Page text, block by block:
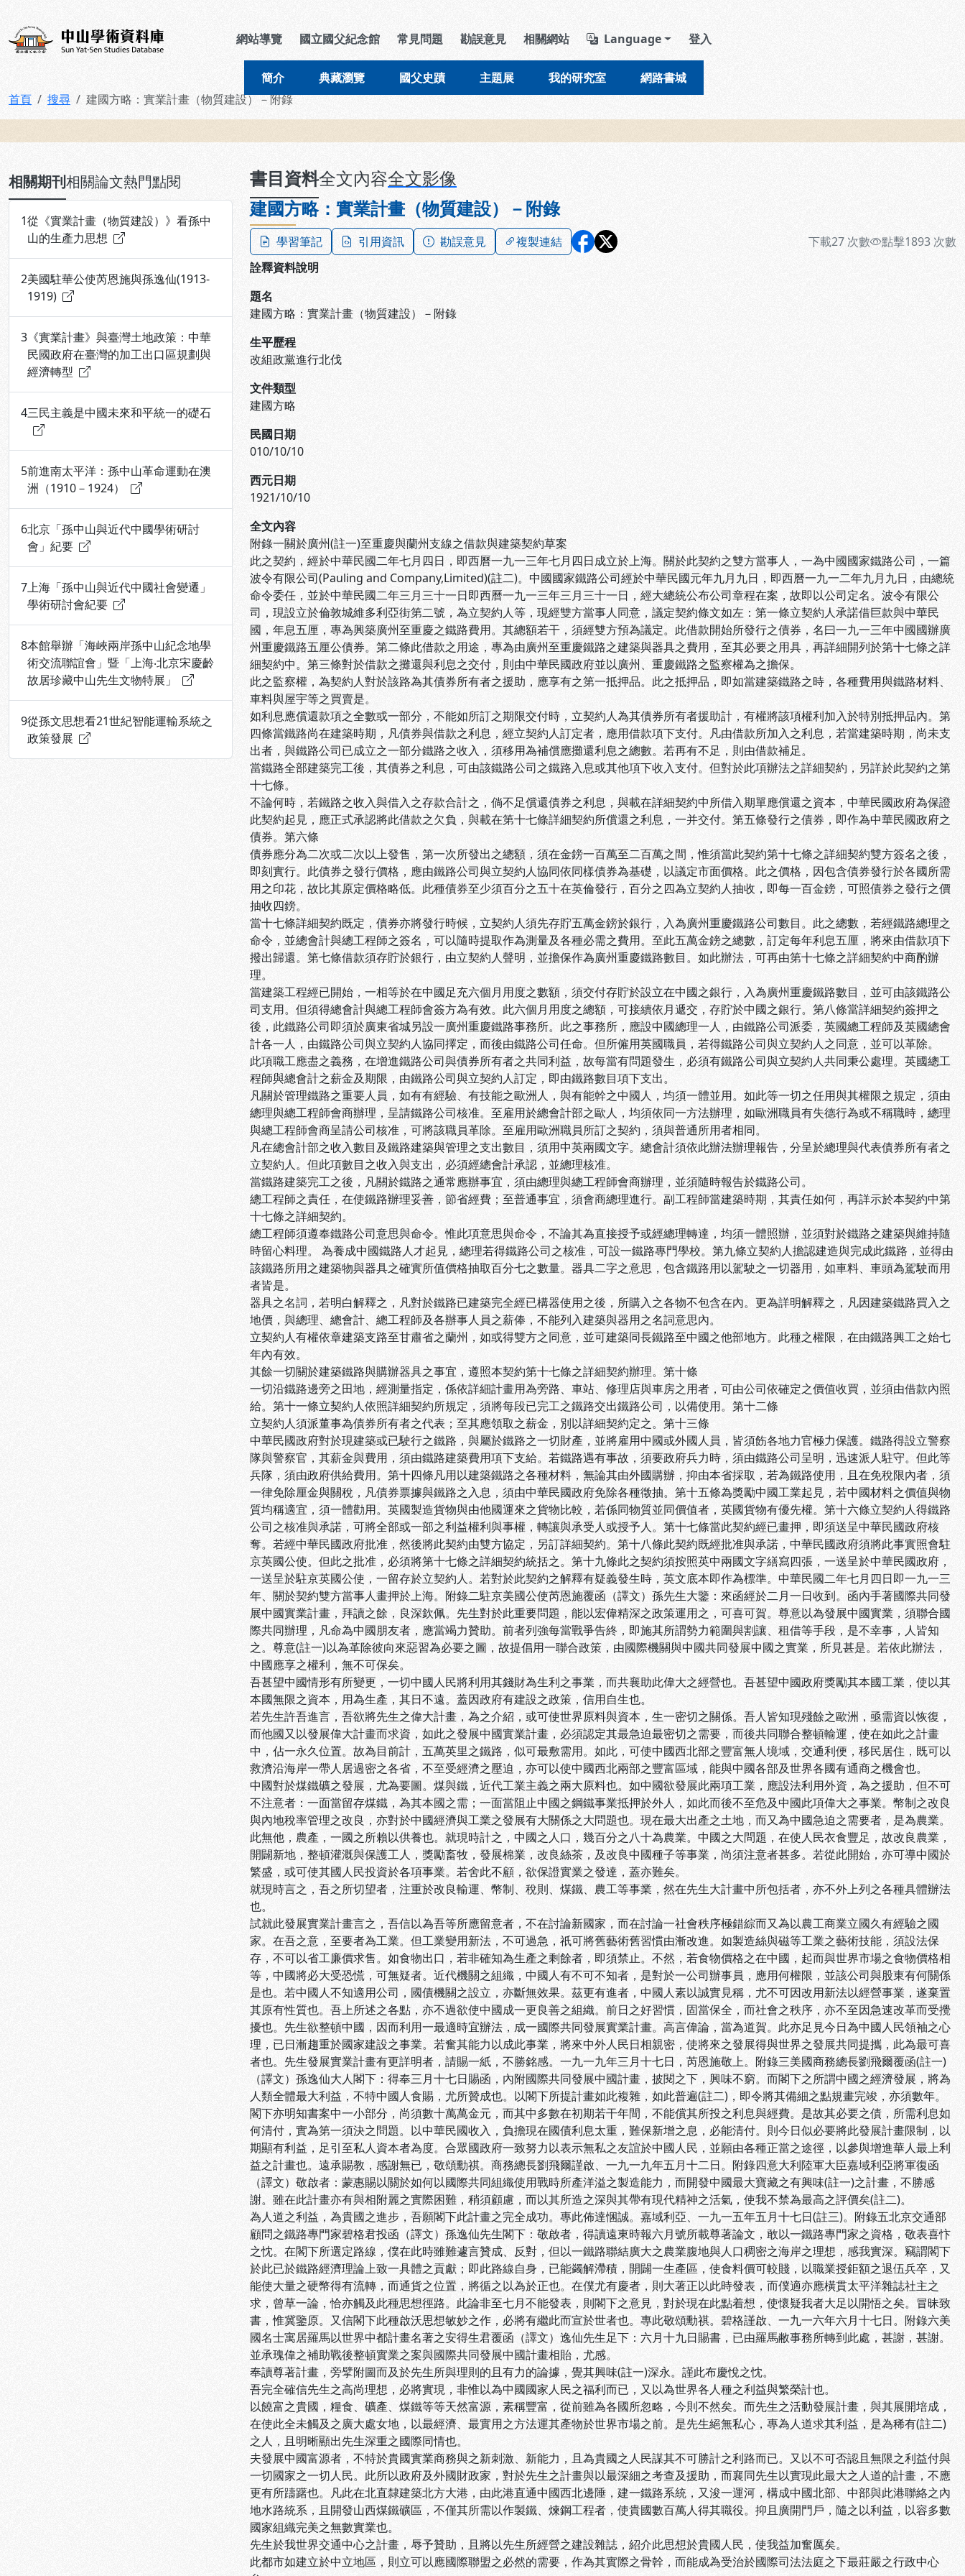
中山學術資料庫 導覽列區塊
網站導覽 國立國父紀念館 常見問題 勘誤意見 相關網站 Language 登入
簡介 典藏瀏覽 國父史蹟 主題展 我的研究室 網路書城
首頁 搜尋 建國方略：實業計畫（物質建設）－附錄
相關期刊相關論文熱門點閱
1從《實業計畫（物質建設）》看孫中
山的生產力思想
2美國駐華公使芮恩施與孫逸仙(1913-
1919)
3 《實業計畫》與臺灣土地政策：中華
民國政府在臺灣的加工出口區規劃與
經濟轉型
4三民主義是中國未來和平統一的礎石
5前進南太平洋：孫中山革命運動在澳
洲（1910－1924）
6北京「孫中山與近代中國學術研討
會」紀要
7上海「孫中山與近代中國社會變遷」
學術研討會紀要
8本館舉辦「海峽兩岸孫中山紀念地學
術交流聯誼會」暨「上海‧北京宋慶齡
故居珍藏中山先生文物特展」
9從孫文思想看21世紀智能運輸系統之
政策發展
書目資料全文內容全文影像
建國方略：實業計畫（物質建設）－附錄
學習筆記 引用資訊 勘誤意見 複製連結 下載27 次數 點擊1893 次數
詮釋資料說明
題名
建國方略：實業計畫（物質建設）－附錄
生平歷程
改組政黨進行北伐
文件類型
建國方略
民國日期
010/10/10
西元日期
1921/10/10
全文內容
附錄一關於廣州(註一)至重慶與蘭州支線之借款與建築契約草案
此之契約，經於中華民國二年七月四日，即西曆一九一三年七月四日成立於上海。關於此契約之雙方當事人，一為中國國家鐵路公司，一篇
波令有限公司(Pauling and Company,Limited)(註二)。中國國家鐵路公司經於中華民國元年九月九日，即西曆一九一二年九月九日，由總統
命令委任，並於中華民國二年三月三十一日即西曆一九一三年三月三十一日，經大總統公布公司章程在案，故即以公司定名。波令有限公
司，現設立於倫敦城維多利亞街第二號，為立契約人等，現經雙方當事人同意，議定契約條文如左：第一條立契約人承諾借巨款與中華民
國，年息五厘，專為興築廣州至重慶之鐵路費用。其總額若干，須經雙方預為議定。此借款開始所發行之債券，名曰一九一三年中國國辦廣
州重慶鐵路五厘公債券。第二條此借款之用途，專為由廣州至重慶鐵路之建築與器具之費用，至其必要之用具，再詳細開列於第十七條之詳
細契約中。第三條對於借款之攤還與利息之交付，則由中華民國政府並以廣州、重慶鐵路之監察權為之擔保。
此之監察權，為契約人對於該路為其債券所有者之援助，應享有之第一抵押品。此之抵押品，即如當建築鐵路之時，各種費用與鐵路材料、
車料與屋宇等之買賣是。
如利息應償還款項之全數或一部分，不能如所訂之期限交付時，立契約人為其債券所有者援助計，有權將該項權利加入於特別抵押品內。第
四條當鐵路尚在建築時期，凡債券與借款之利息，經立契約人訂定者，應用借款項下支付。凡由借款所加入之利息，若當建築時期，尚未支
出者，與鐵路公司已成立之一部分鐵路之收入，須移用為補償應攤還利息之總數。若再有不足，則由借款補足。
當鐵路全部建築完工後，其債券之利息，可由該鐵路公司之鐵路入息或其他項下收入支付。但對於此項辦法之詳細契約，另詳於此契約之第
十七條。
不論何時，若鐵路之收入與借入之存款合計之，倘不足償還債券之利息，與載在詳細契約中所借入期單應償還之資本，中華民國政府為保證
此契約起見，應正式承認將此借款之欠負，與載在第十七條詳細契約所償還之利息，一并交付。第五條發行之債券，即作為中華民國政府之
債券。第六條
債券應分為二次或二次以上發售，第一次所發出之總額，須在金鎊一百萬至二百萬之間，惟須當此契約第十七條之詳細契約雙方簽名之後，
即刻實行。此債券之發行價格，應由鐵路公司與立契約人協同依同樣債券為基礎，以議定市面價格。此之價格，因包含債券發行於各國所需
用之印花，故比其原定價格略低。此種債券至少須百分之五十在英倫發行，百分之四為立契約人抽收，即每一百金鎊，可照債券之發行之價
抽收四鎊。
當十七條詳細契約既定，債券亦將發行時候，立契約人須先存貯五萬金鎊於銀行，入為廣州重慶鐵路公司數目。此之總數，若經鐵路總理之
命令，並總會計與總工程師之簽名，可以隨時提取作為測量及各種必需之費用。至此五萬金鎊之總數，訂定每年利息五厘，將來由借款項下
撥出歸還。第七條借款須存貯於銀行，由立契約人聲明，並擔保作為廣州重慶鐵路數目。如此辦法，可再由第十七條之詳細契約中商酌辦
理。
當建築工程經已開始，一相等於在中國足充六個月用度之數額，須交付存貯於設立在中國之銀行，入為廣州重慶鐵路數目，並可由該鐵路公
司支用。但須得總會計與總工程師會簽方為有效。此六個月用度之總額，可接續依月遞交，存貯於中國之銀行。第八條當詳細契約簽押之
後，此鐵路公司即須於廣東省城另設一廣州重慶鐵路事務所。此之事務所，應設中國總理一人，由鐵路公司派委，英國總工程師及英國總會
計各一人，由鐵路公司與立契約人協同擇定，而後由鐵路公司任命。但所僱用英國職員，若得鐵路公司與立契約人之同意，並可以革除。
此項職工應盡之義務，在增進鐵路公司與債券所有者之共同利益，故每當有問題發生，必須有鐵路公司與立契約人共同秉公處理。英國總工
程師與總會計之薪金及期限，由鐵路公司與立契約人訂定，即由鐵路數目項下支出。
凡關於管理鐵路之重要人員，如有有經驗、有技能之歐洲人，與有能幹之中國人，均須一體並用。如此等一切之任用與其權限之規定，須由
總理與總工程師會商辦理，呈請鐵路公司核准。至雇用於總會計部之歐人，均須依同一方法辦理，如歐洲職員有失德行為或不稱職時，總理
與總工程師會商呈請公司核准，可將該職員革除。至雇用歐洲職員所訂之契約，須與普通所用者相同。
凡在總會計部之收入數目及鐵路建築與管理之支出數目，須用中英兩國文字。總會計須依此辦法辦理報告，分呈於總理與代表債券所有者之
立契約人。但此項數目之收入與支出，必須經總會計承認，並總理核准。
當鐵路建築完工之後，凡關於鐵路之通常應辦事宜，須由總理與總工程師會商辦理，並須隨時報告於鐵路公司。
總工程師之責任，在使鐵路辦理妥善，節省經費；至普通事宜，須會商總理進行。副工程師當建築時期，其責任如何，再詳示於本契約中第
十七條之詳細契約。
總工程師須遵奉鐵路公司意思與命令。惟此項意思與命令，不論其為直接授予或經總理轉達，均須一體照辦，並須對於鐵路之建築與維持隨
時留心料理。 為養成中國鐵路人才起見，總理若得鐵路公司之核准，可設一鐵路專門學校。第九條立契約人擔認建造與完成此鐵路，並得由
該鐵路所用之建築物與器具之確實所值價格抽取百分七之數量。器具二字之意思，包含鐵路用以駕駛之一切器用，如車料、車頭為駕駛而用
者皆是。
器具之名詞，若明白解釋之，凡對於鐵路已建築完全經已構器使用之後，所購入之各物不包含在內。更為詳明解釋之，凡因建築鐵路買入之
地價，與總理、總會計、總工程師及各辦事人員之薪俸，不能列入建築與器用之名詞意思內。
立契約人有權依章建築支路至甘肅省之蘭州，如或得雙方之同意，並可建築同長鐵路至中國之他部地方。此種之權限，在由鐵路興工之始七
年內有效。
其餘一切關於建築鐵路與購辦器具之事宜，遵照本契約第十七條之詳細契約辦理。第十條
一切沿鐵路邊旁之田地，經測量指定，係依詳細計畫用為旁路、車站、修理店與車房之用者，可由公司依確定之價值收買，並須由借款內照
給。第十一條立契約人依照詳細契約所規定，須將每段已完工之鐵路交出鐵路公司，以備使用。第十二條
立契約人須派董事為債券所有者之代表；至其應領取之薪金，別以詳細契約定之。第十三條
中華民國政府對於現建築或已駛行之鐵路，與屬於鐵路之一切財產，並將雇用中國或外國人員，皆須飭各地力官極力保護。鐵路得設立警察
隊與警察官，其薪金與費用，須由鐵路建築費用項下支給。若鐵路遇有事故，須要政府兵力時，須由鐵路公司呈明，迅速派人駐守。但此等
兵隊，須由政府供給費用。第十四條凡用以建築鐵路之各種材料，無論其由外國購辦，抑由本省採取，若為鐵路使用，且在免稅限內者，須
一律免除厘金與關稅，凡債券票據與鐵路之入息，須由中華民國政府免除各種徵抽。第十五條為獎勵中國工業起見，若中國材料之價值與物
質均稱適宜，須一體勸用。英國製造貨物與由他國運來之貨物比較，若係同物質並同價值者，英國貨物有優先權。第十六條立契約人得鐵路
公司之核准與承諾，可將全部或一部之利益權利與事權，轉讓與承受人或授予人。第十七條當此契約經已畫押，即須送呈中華民國政府核
奪。若經中華民國政府批准，然後將此契約由雙方協定，另訂詳細契約。第十八條此契約既經批准與承諾，中華民國政府須將此事實照會駐
京英國公使。但此之批准，必須將第十七條之詳細契約統括之。第十九條此之契約須按照英中兩國文字繕寫四張，一送呈於中華民國政府，
一送呈於駐京英國公使，一留存於立契約人。若對於此契約之解釋有疑義發生時，英文底本即作為標準。中華民國二年七月四日即一九一三
年、關於契約雙方當事人畫押於上海。附錄二駐京美國公使芮恩施覆函（譯文）孫先生大鑒：來函經於二月一日收到。函內手著國際共同發
展中國實業計畫，拜讀之餘，良深欽佩。先生對於此重要問題，能以宏偉精深之政策運用之，可喜可賀。尊意以為發展中國實業，須聯合國
際共同辦理，凡命為中國朋友者，應當竭力贊助。前者列強每當戰爭告終，即施其所謂勢力範圍與割讓、租借等手段，是不幸事，人皆知
之。尊意(註一)以為革除彼向來惡習為必要之圖，故提倡用一聯合政策，由國際機關與中國共同發展中國之實業，所見甚是。若依此辦法，
中國應享之權利，無不可保矣。
吾甚望中國情形有所變更，一切中國人民將利用其錢財為生利之事業，而共襄助此偉大之經營也。吾甚望中國政府獎勵其本國工業，使以其
本國無限之資本，用為生產，其日不遠。蓋因政府有建設之政策，信用自生也。
若先生許吾進言，吾欲將先生之偉大計畫，為之介紹，或可使世界原料與資本，生一密切之關係。吾人皆知現殘餘之歐洲，亟需資以恢復，
而他國又以發展偉大計畫而求資，如此之發展中國實業計畫，必須認定其最急迫最密切之需要，而後共同聯合整頓輸運，使在如此之計畫
中，佔一永久位置。故為目前計，五萬英里之鐵路，似可最敷需用。如此，可使中國西北部之豐富無人境域，交通利便，移民居住，既可以
救濟沿海岸一帶人居過密之各省，不至受經濟之壓迫，亦可以使中國西北兩部之豐富區域，能與中國各部及世界各國有通商之機會也。
中國對於煤鐵礦之發展，尤為要圖。煤與鐵，近代工業主義之兩大原料也。如中國欲發展此兩項工業，應設法利用外資，為之援助，但不可
不注意者：一面當留存煤鐵，為其本國之需；一面當阻止中國之鋼鐵事業抵押於外人，如此而後不至危及中國此項偉大之事業。幣制之改良
與內地稅率管理之改良，亦對於中國經濟與工業之發展有大關係之大問題也。現在最大出產之土地，而又為中國急迫之需要者，是為農業。
此無他，農產，一國之所賴以供養也。就現時計之，中國之人口，幾百分之八十為農業。中國之大問題，在使人民衣食豐足，故改良農業，
開闢新地，整頓灌溉與保護工人，獎勵畜牧，發展棉業，改良絲茶，及改良中國種子等事業，尚須注意者甚多。若從此開始，亦可導中國於
繁盛，或可使其國人民投資於各項事業。若舍此不顧，欲保證實業之發達，蓋亦難矣。
就現時言之，吾之所切望者，注重於改良輸運、幣制、稅則、煤鐵、農工等事業，然在先生大計畫中所包括者，亦不外上列之各種具體辦法
也。
試就此發展實業計畫言之，吾信以為吾等所應留意者，不在討論新國家，而在討論一社會秩序極錯綜而又為以農工商業立國久有經驗之國
家。在吾之意，至要者為工業。但工業變用新法，不可過急，祇可將舊藝術舊習慣由漸改進。如製造絲與磁等工業之藝術技能，須設法保
存，不可以省工廉價求售。如食物出口，若非確知為生產之剩餘者，即須禁止。不然，若食物價格之在中國，起而與世界市場之食物價格相
等，中國將必大受恐慌，可無疑者。近代機關之組織，中國人有不可不知者，是對於一公司辦事員，應用何權限，並該公司與股東有何關係
是也。若中國人不知適用公司，國債機關之設立，亦斷無效果。茲更有進者，中國人素以誠實見稱，尤不可因改用新法以經營事業，遂棄置
其原有性質也。吾上所述之各點，亦不過欲使中國成一更良善之組織。前日之好習慣，固當保全，而社會之秩序，亦不至因急速改革而受攪
擾也。先生欲整頓中國，因而利用一最適時宜辦法，成一國際共同發展實業計畫。高言偉論，當為道賀。此亦足見今日為中國人民領袖之心
理，已日漸趨重於國家建設之事業。若奮其能力以成此事業，將來中外人民日相親密，使將來之發展得與世界之發展共同提攜，此為最可喜
者也。先生發展實業計畫有更詳明者，請賜一紙，不勝銘感。一九一九年三月十七日，芮恩施敬上。附錄三美國商務總長劉飛爾覆函(註一)
（譯文）孫逸仙大人閣下：得奉三月十七日賜函，內附國際共同發展中國計畫，披閱之下，興味不窮。而閣下之所謂中國之經濟發展，將為
人類全體最大利益，不特中國人食賜，尤所贊成也。以閣下所提計畫如此複雜，如此普遍(註二)，即令將其備細之點規畫完竣，亦須數年。
閣下亦明知書案中一小部分，尚須數十萬萬金元，而其中多數在初期若干年間，不能償其所投之利息與經費。是故其必要之債，所需利息如
何清付，實為第一須決之問題。以中華民國收入，負擔現在國債利息太重，難保新增之息，必能清付。則今日似必要將此發展計畫限制，以
期顯有利益，足引至私人資本者為度。合眾國政府一致努力以表示無私之友誼於中國人民，並願由各種正當之途徑，以參與增進華人最上利
益之計畫也。遠承賜教，感謝無已，敬頌勳祺。商務總長劉飛爾謹啟、一九一九年五月十二日。附錄四意大利陸軍大臣嘉域利亞將軍復函
（譯文）敬啟者：蒙惠賜以關於如何以國際共同組織使用戰時所產洋溢之製造能力，而開發中國最大寶藏之有興味(註一)之計畫，不勝感
謝。雖在此計畫亦有與相附麗之實際困難，稍須顧慮，而以其所造之深與其帶有現代精神之活氣，使我不禁為最高之評價矣(註二)。
為人道之利益，為貴國之進步，吾願閣下此計畫之完全成功。專此佈達悃誠。嘉域利亞、一九一五年五月十七日(註三)。附錄五北京交通部
顧問之鐵路專門家碧格君投函（譯文）孫逸仙先生閣下：敬啟者，得讀遠東時報六月號所載尊著論文，敢以一鐵路專門家之資格，敬表喜忭
之忱。在閣下所選定路線，僕在此時雖難遽言贊成、反對，但以一鐵路聯結廣大之農業腹地與人口稠密之海岸之理想，感我實深。竊謂閣下
於此已於鐵路經濟理論上致一具體之貢獻；即此路線自身，已能蠲解滯積，開闢一生產區，使食料價可較賤，以職業授鉅額之退伍兵卒，又
能使大量之硬幣得有流轉，而通貨之位置，將循之以為於正也。在僕尤有慶者，則大著正以此時發表，而僕適亦應橫貫太平洋雜誌社主之
求，曾草一論，恰亦觸及此種思想徑路。此論非至七月不能發表，則閣下之意見，對於現在此點着想，使懷疑我者大足以開悟之矣。冒昧致
書，惟冀鑒原。又信閣下此種啟沃思想敏妙之作，必將有繼此而宣於世者也。專此敬頌勳祺。碧格謹啟、一九一六年六月十七日。附錄六美
國名士寓居羅馬以世界中都計畫名著之安得生君覆函（譯文）逸仙先生足下：六月十九日賜書，已由羅馬敝事務所轉到此處，甚謝，甚謝。
並承瑰偉之補助戰後整頓實業之案與國際共同發展中國計畫相貽，尤感。
奉讀尊著計畫，旁擘附圖而及於先生所與理則的且有力的論據，覺其興味(註一)深永。謹此布慶悅之忱。
吾完全確信先生之高尚理想，必將實現，非惟以為中國國家人民之福利而已，又以為世界各人種之利益與繁榮計也。
以饒富之貴國，糧食、礦產、煤鐵等等天然富源，素稱豐富，從前雖為各國所忽略，今則不然矣。而先生之活動發展計畫，與其展開培成，
在使此全未觸及之廣大處女地，以最經濟、最實用之方法運其產物於世界市場之前。是先生絕無私心，專為人道求其利益，是為稀有(註二)
之人，且明晰顯出先生深重之國際同情也。
夫發展中國富源者，不特於貴國實業商務與之新刺激、新能力，且為貴國之人民謀其不可勝計之利路而已。又以不可否認且無限之利益付與
一切國家之一切人民。此所以政府及外國財政家，對於先生之計畫與以最深細之考查及援助，而襄同先生以實現此最大之人道的計畫，不應
更有所躊躇也。凡此在北直隸建築北方大港，由此港直通中國西北邊陲，建一鐵路系統，又浚一運河，構成中國北部、中部與此港聯絡之內
地水路統系，且開發山西煤鐵礦區，不僅其所需以作製鐵、煉鋼工程者，使貴國數百萬人得其職役。抑且廣開門戶，隨之以利益，以容多數
國家組織完美之無數實業也。
先生於我世界交通中心之計畫，辱予贊助，且將以先生所經營之建設雜誌，紹介此思想於貴國人民，使我益加奮厲矣。
此都市如建立於中立地區，則立可以應國際聯盟之必然的需要，作為其實際之骨幹，而能成為受治於國際司法法庭之下最莊嚴之行政中心